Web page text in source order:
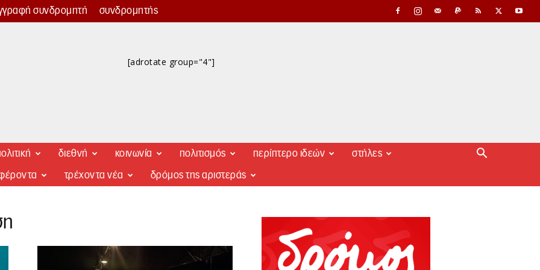
συνδρομητή συνδρομητής
[adrotate group="4"]
διεθνή κοινωνία πολιτισμός περίπτερο ιδεών στήλες
τρέχοντα νέα δρόμος της αριστεράς